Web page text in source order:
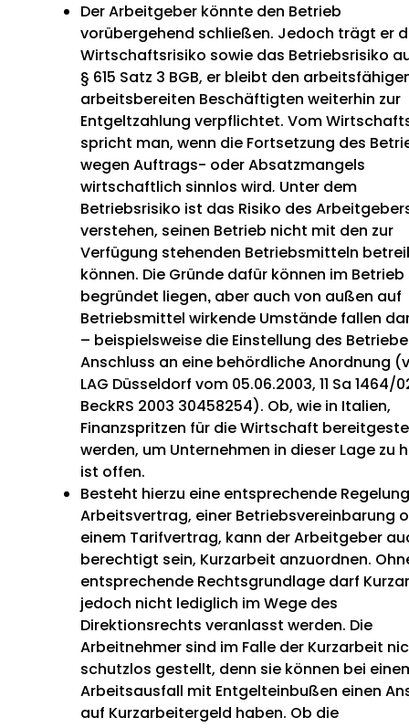
Der Arbeitgeber könnte den Betrieb
vorübergehend schließen. Jedoch trägt er
Wirtschaftsrisiko sowie das Betriebsrisiko
§ 615 Satz 3 BGB, er bleibt den
arbeitsbereiten Beschäftigten weiterhin zur
Entgeltzahlung verpflichtet. Vom
spricht man, wenn die Fortsetzung des
wegen Auftrags- oder Absatzmangels
wirtschaftlich sinnlos wird. Unter dem
Betriebsrisiko ist das Risiko des
verstehen, seinen Betrieb nicht mit den zur
Verfügung stehenden Betriebsmitteln
können. Die Gründe dafür können im
begründet liegen, aber auch von außen auf
Betriebsmittel wirkende Umstände fallen
– beispielsweise die Einstellung des
Anschluss an eine behördliche Anordnung
LAG Düsseldorf vom 05.06.2003, 11 Sa 1464/
BeckRS 2003 30458254). Ob, wie in Italien,
Finanzspritzen für die Wirtschaft
werden, um Unternehmen in dieser Lage zu
ist offen.
Besteht hierzu eine entsprechende
Arbeitsvertrag, einer Betriebsvereinbarung
einem Tarifvertrag, kann der Arbeitgeber
berechtigt sein, Kurzarbeit anzuordnen.
entsprechende Rechtsgrundlage darf
jedoch nicht lediglich im Wege des
Direktionsrechts veranlasst werden. Die
Arbeitnehmer sind im Falle der Kurzarbeit
schutzlos gestellt, denn sie können bei
Arbeitsausfall mit Entgelteinbußen einen
auf Kurzarbeitergeld haben. Ob die